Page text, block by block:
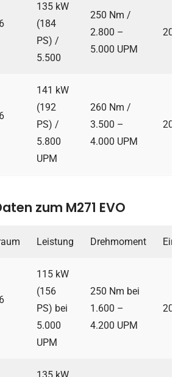
135 kW
(184
PS) /
5.500
250 Nm /
2.800 –
5.000 UPM
141 kW
(192
PS) /
5.800
UPM
260 Nm /
3.500 –
4.000 UPM
zum M271 EVO
Leistung Drehmoment
115 kW
(156
PS) bei
5.000
UPM
250 Nm bei
1.600 –
4.200 UPM